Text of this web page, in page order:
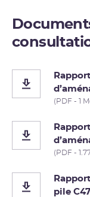
(PDF - 1
(PDF -
pile